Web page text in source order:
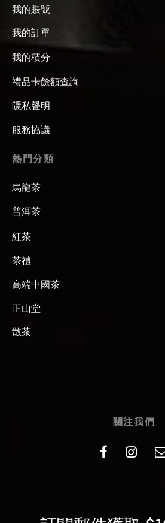
我的賬號
我的訂單
我的積分
禮品卡餘額查詢
隱私聲明
服務協議
熱門分類
烏龍茶
普洱茶
紅茶
茶禮
高端中國茶
正山堂
散茶
關注我們